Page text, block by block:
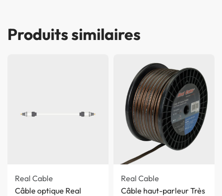
Produits similaires
Real Cable
Câble optique Real
Real Cable
Câble haut-parleur Très